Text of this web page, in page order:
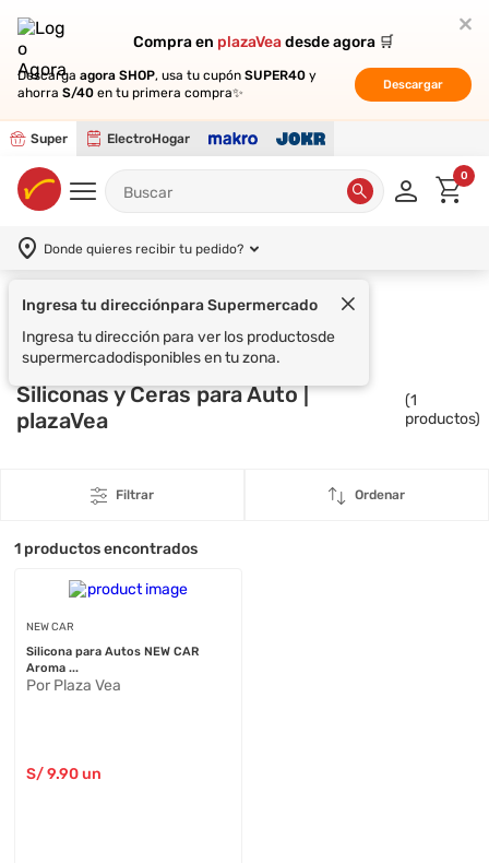
Compra en plazaVeadesde agora 🛒
Descarga agora SHOP, usa tu cupón SUPER40 y
ahorra S/40 en tu primera compra✨
Descargar
Super ElectroHogar
Compra en plazaVeadesde agora 🛒
Descarga agora SHOP, usa tu cupón SUPER40 y
ahorra S/40 en tu primera compra✨
Descargar
0
Donde quieres recibir tu pedido?
Ingresa tu direcciónpara Supermercado
Ingresa tu dirección para ver los productosde
supermercadodisponibles en tu zona.
Electrohogar NEW CAR
Siliconas y Ceras para Auto |
plazaVea
(1
productos)
Filtrar Ordenar
1 productos encontrados
NEW CAR
Silicona para Autos NEW CAR
Aroma ...
Por Plaza Vea
S/9.90 un